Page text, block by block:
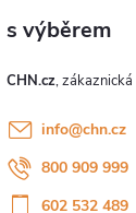
CHN.cz
info@chn.cz
800 909 999
602 532 489